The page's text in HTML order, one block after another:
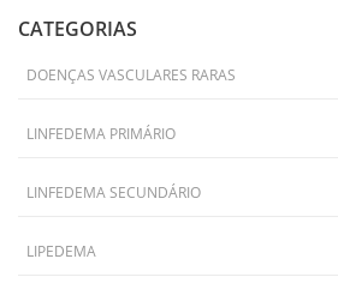
CATEGORIAS
DOENÇAS VASCULARES RARAS
LINFEDEMA PRIMÁRIO
LINFEDEMA SECUNDÁRIO
LIPEDEMA